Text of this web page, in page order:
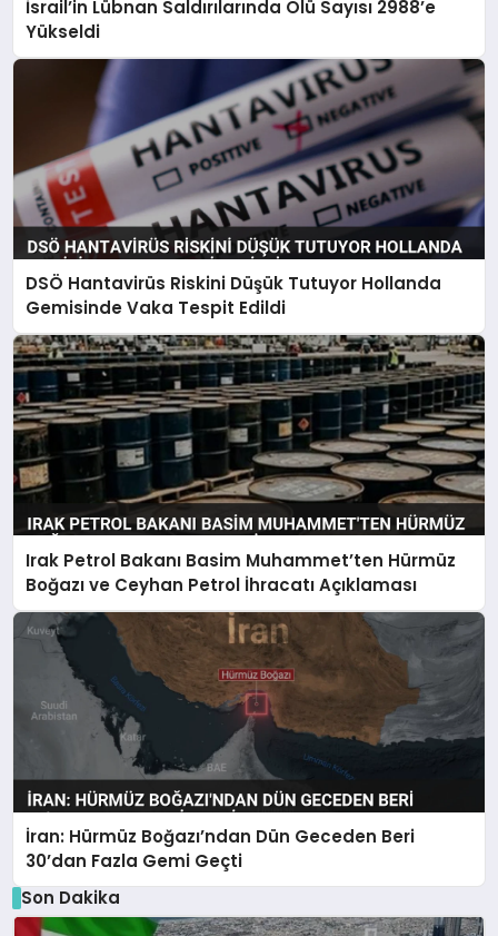
İsrail’in Lübnan Saldırılarında Ölü Sayısı 2988’e
Yükseldi
DSÖ Hantavirüs Riskini Düşük Tutuyor Hollanda
Gemisinde Vaka Tespit Edildi
Irak Petrol Bakanı Basim Muhammet’ten Hürmüz
Boğazı ve Ceyhan Petrol İhracatı Açıklaması
İran: Hürmüz Boğazı’ndan Dün Geceden Beri
30’dan Fazla Gemi Geçti
Son Dakika